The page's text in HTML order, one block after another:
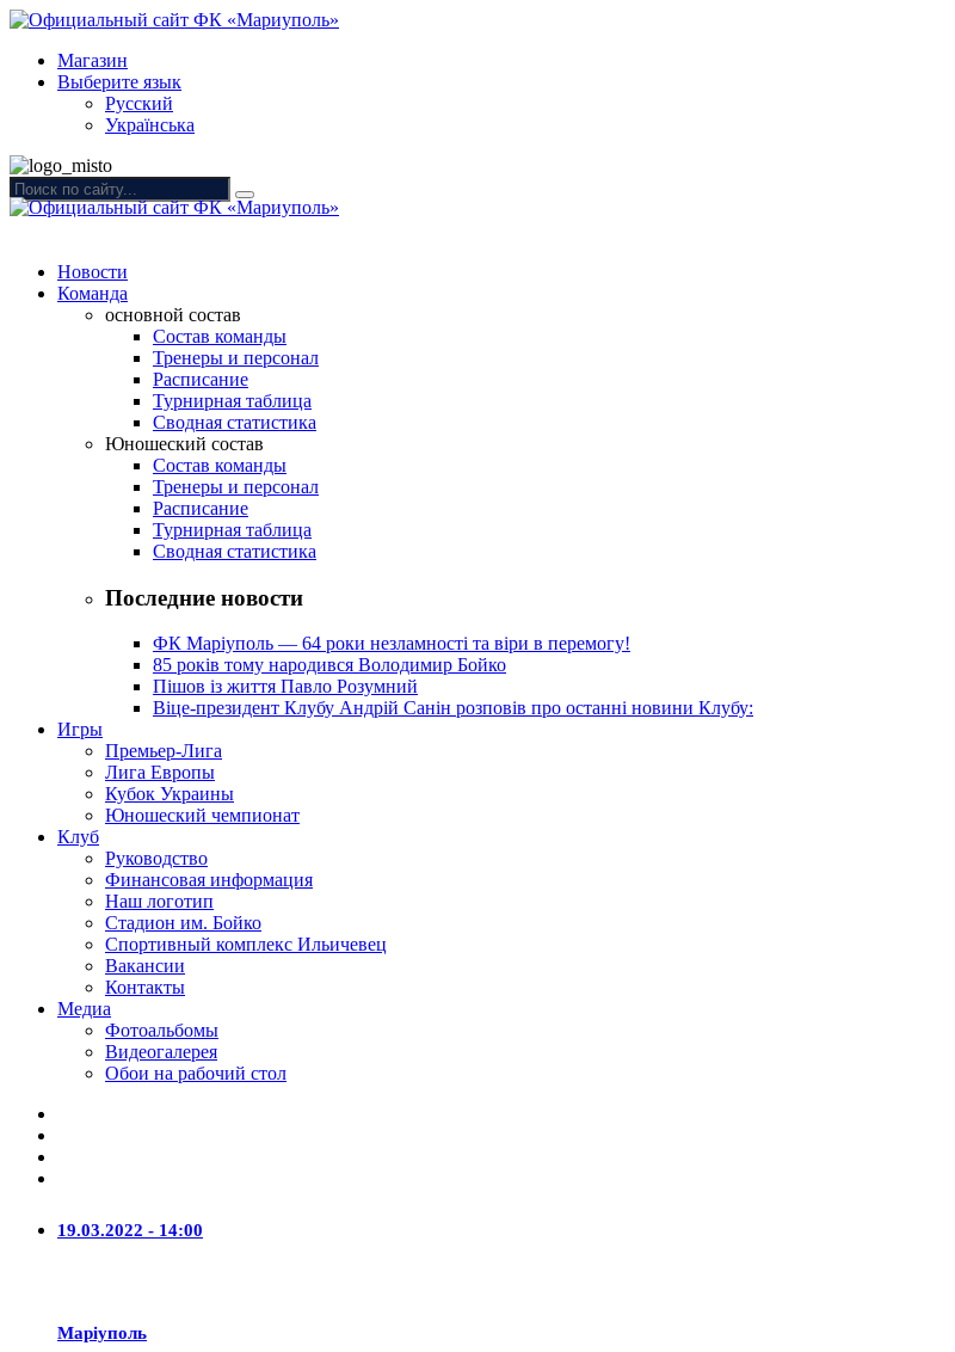
Магазин
Выберите язык
Русский
Українська
Новости
Команда
основной состав
Состав команды
Тренеры и персонал
Расписание
Турнирная таблица
Сводная статистика
Юношеский состав
Состав команды
Тренеры и персонал
Расписание
Турнирная таблица
Сводная статистика
Последние новости
ФК Маріуполь — 64 роки незламності та віри в перемогу!
85 років тому народився Володимир Бойко
Пішов із життя Павло Розумний
Віце-президент Клубу Андрій Санін розповів про останні новини Клубу:
Игры
Премьер-Лига
Лига Европы
Кубок Украины
Юношеский чемпионат
Клуб
Руководство
Финансовая информация
Наш логотип
Стадион им. Бойко
Спортивный комплекс Ильичевец
Вакансии
Контакты
Медиа
Фотоальбомы
Видеогалерея
Обои на рабочий стол
19.03.2022 - 14:00
Маріуполь